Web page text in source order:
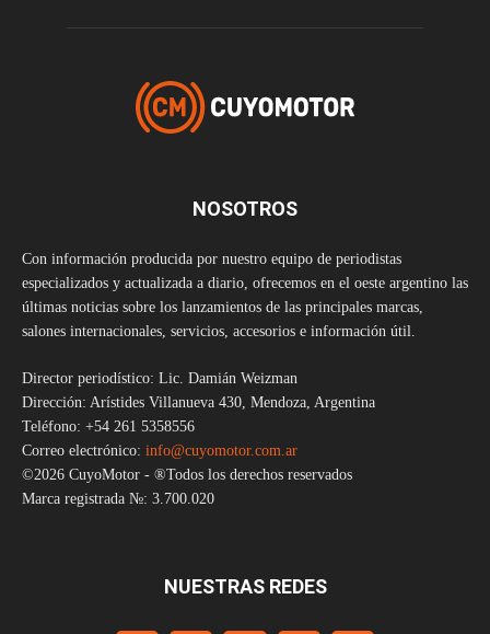
NOSOTROS
Con información producida por nuestro equipo de periodistas
especializados y actualizada a diario, ofrecemos en el oeste argentino las
últimas noticias sobre los lanzamientos de las principales marcas,
salones internacionales, servicios, accesorios e información útil.
Director periodístico: Lic. Damián Weizman
Dirección: Arístides Villanueva 430, Mendoza, Argentina
Teléfono: +54 261 5358556
Correo electrónico: info@cuyomotor.com.ar
©2026 CuyoMotor - ®Todos los derechos reservados
Marca registrada №: 3.700.020
NUESTRAS REDES